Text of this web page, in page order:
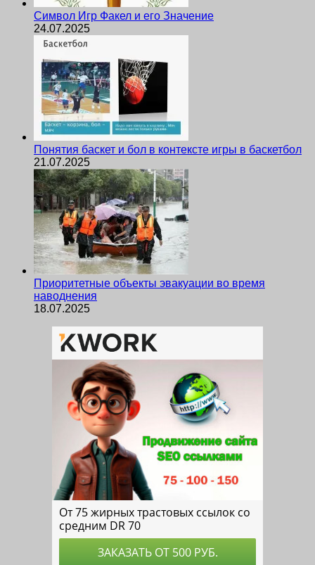
Символ Игр Факел и его Значение
24.07.2025
Понятия баскет и бол в контексте игры в баскетбол
21.07.2025
Приоритетные объекты эвакуации во время
наводнения
18.07.2025